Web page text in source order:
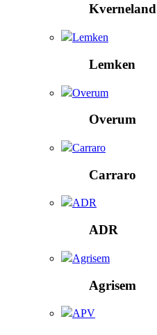
Kverneland
Lemken
Lemken
Overum
Overum
Carraro
Carraro
ADR
ADR
Agrisem
Agrisem
APV